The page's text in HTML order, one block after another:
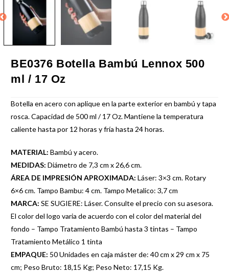
BE0376 Botella Bambú Lennox 500
ml / 17 Oz
Botella en acero con aplique en la parte exterior en bambú y tapa
rosca. Capacidad de 500 ml / 17 Oz. Mantiene la temperatura
caliente hasta por 12 horas y fría hasta 24 horas.
MATERIAL: Bambú y acero.
MEDIDAS: Diámetro de 7,3 cm x 26,6 cm.
ÁREA DE IMPRESIÓN APROXIMADA: Láser: 3×3 cm. Rotary
6×6 cm. Tampo Bambu: 4 cm. Tampo Metalico: 3,7 cm
MARCA: SE SUGIERE: Láser. Consulte el precio con su asesora.
El color del logo varia de acuerdo con el color del material del
fondo – Tampo Tratamiento Bambú hasta 3 tintas – Tampo
Tratamiento Metálico 1 tinta
EMPAQUE: 50 Unidades en caja máster de: 40 cm x 29 cm x 75
cm; Peso Bruto: 18,15 Kg; Peso Neto: 17,15 Kg.